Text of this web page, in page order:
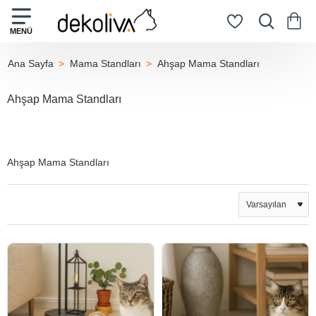
Mama Standları Ahşap Mama Standları
Ahşap Mama Standları
Ahşap Mama Standları